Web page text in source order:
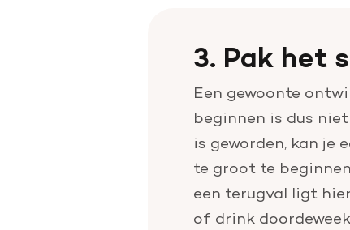
3. Pak het
Een gewoonte
beginnen is dus
is geworden, kan je
te groot te
een terugval ligt
of drink